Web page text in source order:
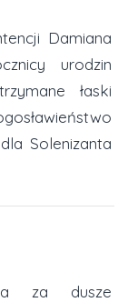
Damiana
urodzin
łaski
Solenizanta
za dusze